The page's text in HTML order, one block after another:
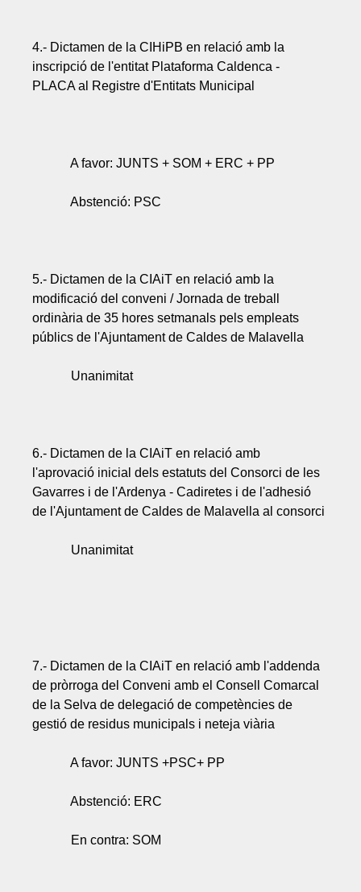
4.- Dictamen de la CIHiPB en relació amb la
inscripció de l'entitat Plataforma Caldenca -
PLACA al Registre d'Entitats Municipal
A favor: JUNTS + SOM + ERC + PP
Abstenció: PSC
5.- Dictamen de la CIAiT en relació amb la
modificació del conveni / Jornada de treball
ordinària de 35 hores setmanals pels empleats
públics de l'Ajuntament de Caldes de Malavella
Unanimitat
6.- Dictamen de la CIAiT en relació amb
l'aprovació inicial dels estatuts del Consorci de les
Gavarres i de l'Ardenya - Cadiretes i de l'adhesió
de l'Ajuntament de Caldes de Malavella al consorci
Unanimitat
7.- Dictamen de la CIAiT en relació amb l'addenda
de pròrroga del Conveni amb el Consell Comarcal
de la Selva de delegació de competències de
gestió de residus municipals i neteja viària
A favor: JUNTS +PSC+ PP
Abstenció: ERC
En contra: SOM